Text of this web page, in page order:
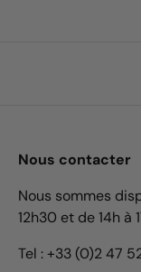
Nous contacter
Nous sommes
12h30 et de 14h à
Tel : +33 (0)2 47